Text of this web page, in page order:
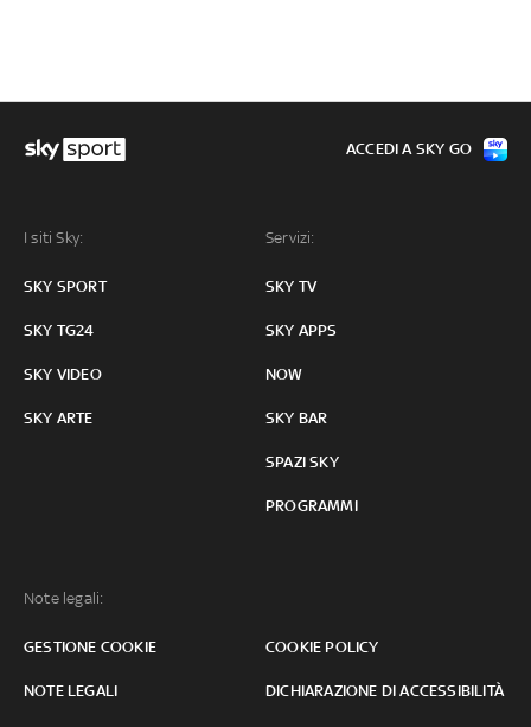
I siti Sky:
SKY SPORT
SKY TG24
SKY VIDEO
SKY ARTE
Servizi:
SKY TV
SKY APPS
NOW
SKY BAR
SPAZI SKY
PROGRAMMI
Note legali:
GESTIONE COOKIE COOKIE POLICY
NOTE LEGALI DICHIARAZIONE DI ACCESSIBILITÀ
ACCEDI A SKY GO